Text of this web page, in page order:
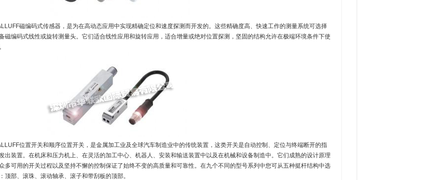
磁编码式传感器，是为在高动态应用中实现精确定位和速度探测而开发的。这些精确度高、快速工作的测量系统可选择
磁编码式线性或旋转测量头。它们适合线性应用和旋转应用，适合增量或绝对位置探测，坚固的结构允许在极端环境条件下使
位置开关和顺序位置开关，是金属加工业及全球汽车制造业中的传统装置，这类开关是自动控制、定位与终端断开的指
出装置。在机床和压力机上、在灵活的加工中心、机器人、安装和输送装置中以及在机械和设备制造中。它们成熟的设计原理
多可用的开关过程以及坚持不懈的控制保证了始终不变的高质量和可靠性。在九个不同的型号系列中您可从五种挺杆结构中选
顶部、滚珠、滚动轴承、滚子和带刮板的顶部。